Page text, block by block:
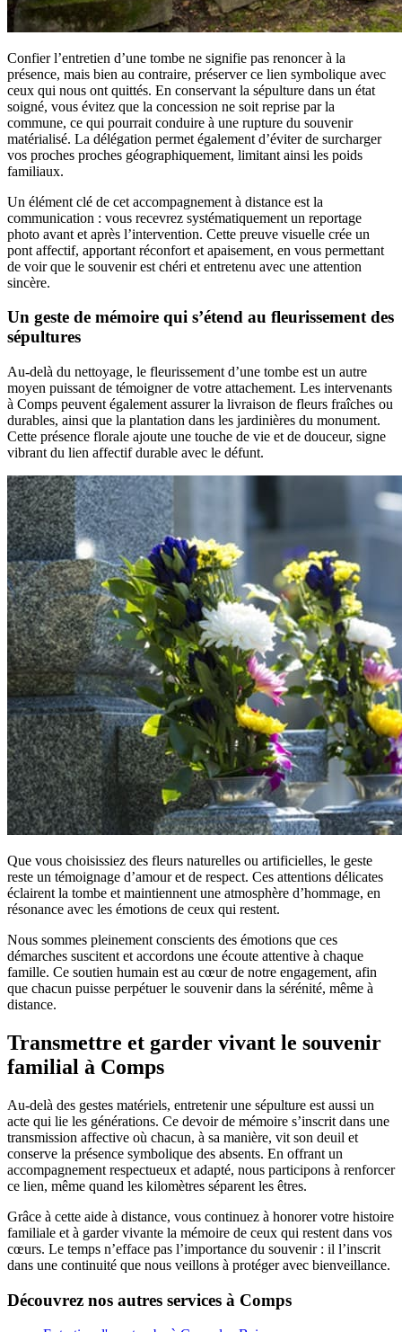
Confier l’entretien d’une tombe ne signifie pas renoncer à la
présence, mais bien au contraire, préserver ce lien symbolique avec
ceux qui nous ont quittés. En conservant la sépulture dans un état
soigné, vous évitez que la concession ne soit reprise par la
commune, ce qui pourrait conduire à une rupture du souvenir
matérialisé. La délégation permet également d’éviter de surcharger
vos proches proches géographiquement, limitant ainsi les poids
familiaux.
Un élément clé de cet accompagnement à distance est la
communication : vous recevrez systématiquement un reportage
photo avant et après l’intervention. Cette preuve visuelle crée un
pont affectif, apportant réconfort et apaisement, en vous permettant
de voir que le souvenir est chéri et entretenu avec une attention
sincère.
Un geste de mémoire qui s’étend au fleurissement des
sépultures
Au-delà du nettoyage, le fleurissement d’une tombe est un autre
moyen puissant de témoigner de votre attachement. Les intervenants
à Comps peuvent également assurer la livraison de fleurs fraîches ou
durables, ainsi que la plantation dans les jardinières du monument.
Cette présence florale ajoute une touche de vie et de douceur, signe
vibrant du lien affectif durable avec le défunt.
Que vous choisissiez des fleurs naturelles ou artificielles, le geste
reste un témoignage d’amour et de respect. Ces attentions délicates
éclairent la tombe et maintiennent une atmosphère d’hommage, en
résonance avec les émotions de ceux qui restent.
Nous sommes pleinement conscients des émotions que ces
démarches suscitent et accordons une écoute attentive à chaque
famille. Ce soutien humain est au cœur de notre engagement, afin
que chacun puisse perpétuer le souvenir dans la sérénité, même à
distance.
Transmettre et garder vivant le souvenir
familial à Comps
Au-delà des gestes matériels, entretenir une sépulture est aussi un
acte qui lie les générations. Ce devoir de mémoire s’inscrit dans une
transmission affective où chacun, à sa manière, vit son deuil et
conserve la présence symbolique des absents. En offrant un
accompagnement respectueux et adapté, nous participons à renforcer
ce lien, même quand les kilomètres séparent les êtres.
Grâce à cette aide à distance, vous continuez à honorer votre histoire
familiale et à garder vivante la mémoire de ceux qui restent dans vos
cœurs. Le temps n’efface pas l’importance du souvenir : il l’inscrit
dans une continuité que nous veillons à protéger avec bienveillance.
Découvrez nos autres services à Comps